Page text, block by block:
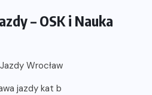
– OSK i Nauka
jazdy kat b